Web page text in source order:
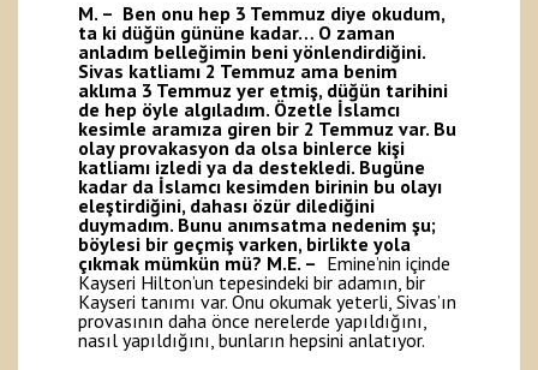
M. – Ben onu hep 3 Temmuz diye okudum,
ta ki düğün gününe kadar… O zaman
anladım belleğimin beni yönlendirdiğini.
Sivas katliamı 2 Temmuz ama benim
aklıma 3 Temmuz yer etmiş, düğün tarihini
de hep öyle algıladım. Özetle İslamcı
kesimle aramıza giren bir 2 Temmuz var. Bu
olay provakasyon da olsa binlerce kişi
katliamı izledi ya da destekledi. Bugüne
kadar da İslamcı kesimden birinin bu olayı
eleştirdiğini, dahası özür dilediğini
duymadım. Bunu anımsatma nedenim şu;
böylesi bir geçmiş varken, birlikte yola
çıkmak mümkün mü? M.E. – Emine’nin içinde
Kayseri Hilton’un tepesindeki bir adamın, bir
Kayseri tanımı var. Onu okumak yeterli, Sivas’ın
provasının daha önce nerelerde yapıldığını,
nasıl yapıldığını, bunların hepsini anlatıyor.